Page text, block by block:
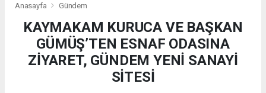
Anasayfa Gündem
KAYMAKAM KURUCA VE BAŞKAN
GÜMÜŞ’TEN ESNAF ODASINA
ZİYARET, GÜNDEM YENİ SANAYİ
SİTESİ